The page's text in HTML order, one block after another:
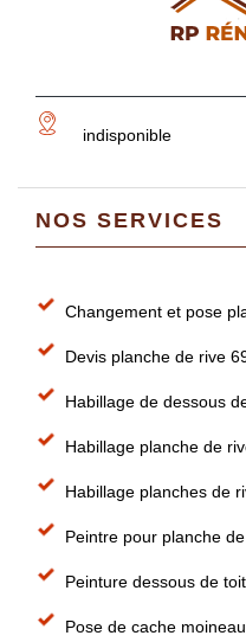
indisponible
NOS SERVICES
Changement et pose
Devis planche de rive
Habillage de dessous
Habillage planche de
Habillage planches de
Peintre pour planche
Peinture dessous de
Pose de cache